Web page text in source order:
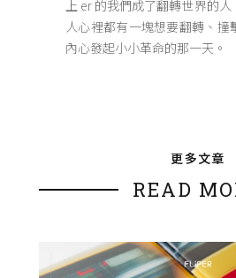
上 er 的我們成了翻轉世界的
人心裡都有一塊想要翻轉、撞
內心發起小小革命的那一天。
更多文章
READ